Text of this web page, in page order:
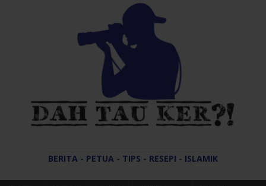
BERITA - PETUA - TIPS - RESEPI - ISLAMIK